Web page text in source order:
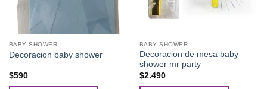
BABY SHOWER
Decoracion baby shower
$590
BABY SHOWER
Decoracion de mesa baby
shower mr party
$2.490